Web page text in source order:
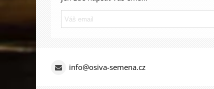
info@osiva-semena.cz